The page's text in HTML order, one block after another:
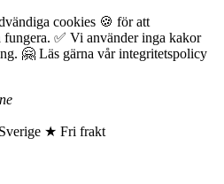
cookies 🍪 för att
✅ Vi använder inga kakor
🤗 Läs gärna vår integritetspolicy
★ Fri frakt